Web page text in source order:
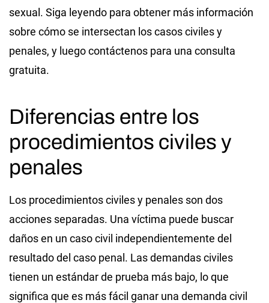
sexual. Siga leyendo para obtener más información
sobre cómo se intersectan los casos civiles y
penales, y luego contáctenos para una consulta
gratuita.
Diferencias entre los
procedimientos civiles y
penales
Los procedimientos civiles y penales son dos
acciones separadas. Una víctima puede buscar
daños en un caso civil independientemente del
resultado del caso penal. Las demandas civiles
tienen un estándar de prueba más bajo, lo que
significa que es más fácil ganar una demanda civil